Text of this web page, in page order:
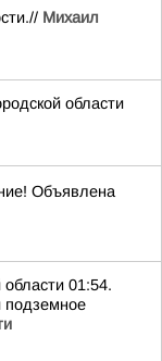
Михаил
области
Объявлена
01:54.
подземное